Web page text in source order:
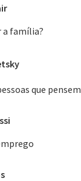
a família?
que pensem